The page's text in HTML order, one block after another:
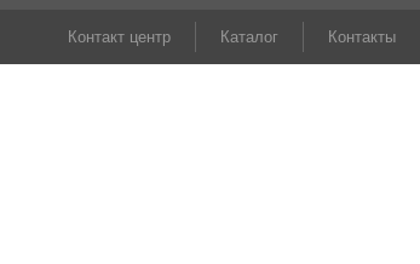
Контакт центр Каталог Контакты